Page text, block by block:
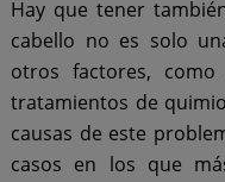
Hay que tener
cabello no es solo
otros factores, como
tratamientos de
causas de este
casos en los que